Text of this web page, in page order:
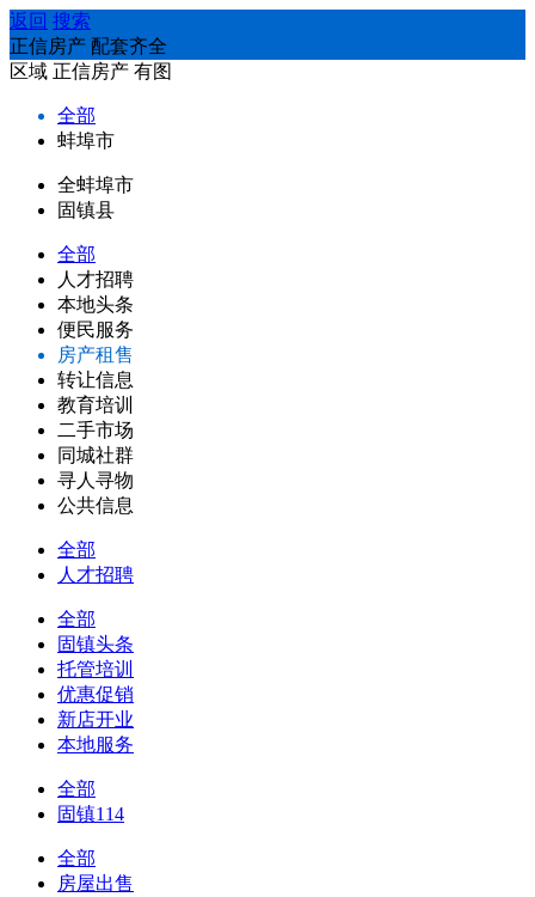
返回 搜索
正信房产 配套齐全
区域 正信房产 有图
全部
蚌埠市
全蚌埠市
固镇县
全部
人才招聘
本地头条
便民服务
房产租售
转让信息
教育培训
二手市场
同城社群
寻人寻物
公共信息
全部
人才招聘
全部
固镇头条
托管培训
优惠促销
新店开业
本地服务
全部
固镇114
全部
房屋出售